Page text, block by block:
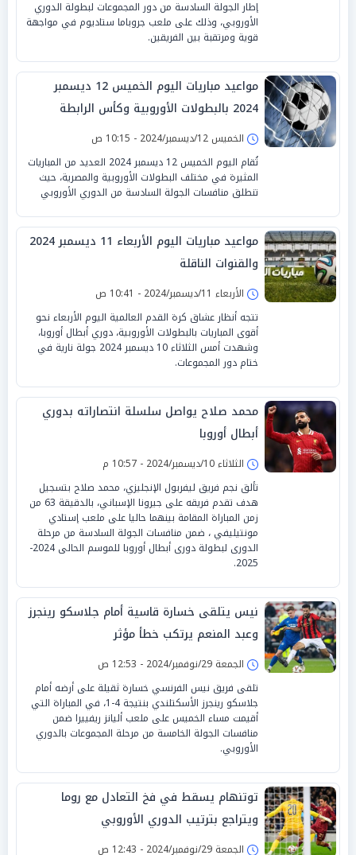
إطار الجولة السادسة من دور المجموعات لبطولة الدوري
الأوروبي، وذلك على ملعب جروباما ستاديوم في مواجهة
قوية ومرتقبة بين الفريقين.
مواعيد مباريات اليوم الخميس 12 ديسمبر
2024 بالبطولات الأوروبية وكأس الرابطة
المصريةالخميس 12/ديسمبر/2024 - 10:15 ص
تُقام اليوم الخميس 12 ديسمبر 2024 العديد من المباريات
المثيرة في مختلف البطولات الأوروبية والمصرية، حيث
تنطلق منافسات الجولة السادسة من الدوري الأوروبي
مواعيد مباريات اليوم الأربعاء 11 ديسمبر 2024
والقنوات الناقلة
الأربعاء 11/ديسمبر/2024 - 10:41 ص
تتجه أنظار عشاق كرة القدم العالمية اليوم الأربعاء نحو
أقوى المباريات بالبطولات الأوروبية، دوري أبطال أوروبا،
وشهدت أمس الثلاثاء 10 ديسمبر 2024 جولة نارية في
ختام دور المجموعات.
محمد صلاح يواصل سلسلة انتصاراته بدوري
أبطال أوروبا
الثلاثاء 10/ديسمبر/2024 - 10:57 م
تألق نجم فريق ليفربول الإنجليزي، محمد صلاح بتسجيل
هدف تقدم فريقه على جيرونا الإسباني، بالدقيقة 63 من
زمن المباراة المقامة بينهما حاليا على ملعب إستادي
مونتيليفي ، ضمن منافسات الجولة السادسة من مرحلة
الدورى لبطولة دورى أبطال أوروبا للموسم الحالى 2024-
2025.
نيس يتلقى خسارة قاسية أمام جلاسكو رينجرز
وعبد المنعم يرتكب خطأ مؤثر
الجمعة 29/نوفمبر/2024 - 12:53 ص
تلقى فريق نيس الفرنسي خسارة ثقيلة على أرضه أمام
جلاسكو رينجرز الأسكتلندي بنتيجة 4-1، في المباراة التي
أقيمت مساء الخميس على ملعب أليانز ريفييرا ضمن
منافسات الجولة الخامسة من مرحلة المجموعات بالدوري
الأوروبي.
توتنهام يسقط في فخ التعادل مع روما
ويتراجع بترتيب الدوري الأوروبي
الجمعة 29/نوفمبر/2024 - 12:43 ص